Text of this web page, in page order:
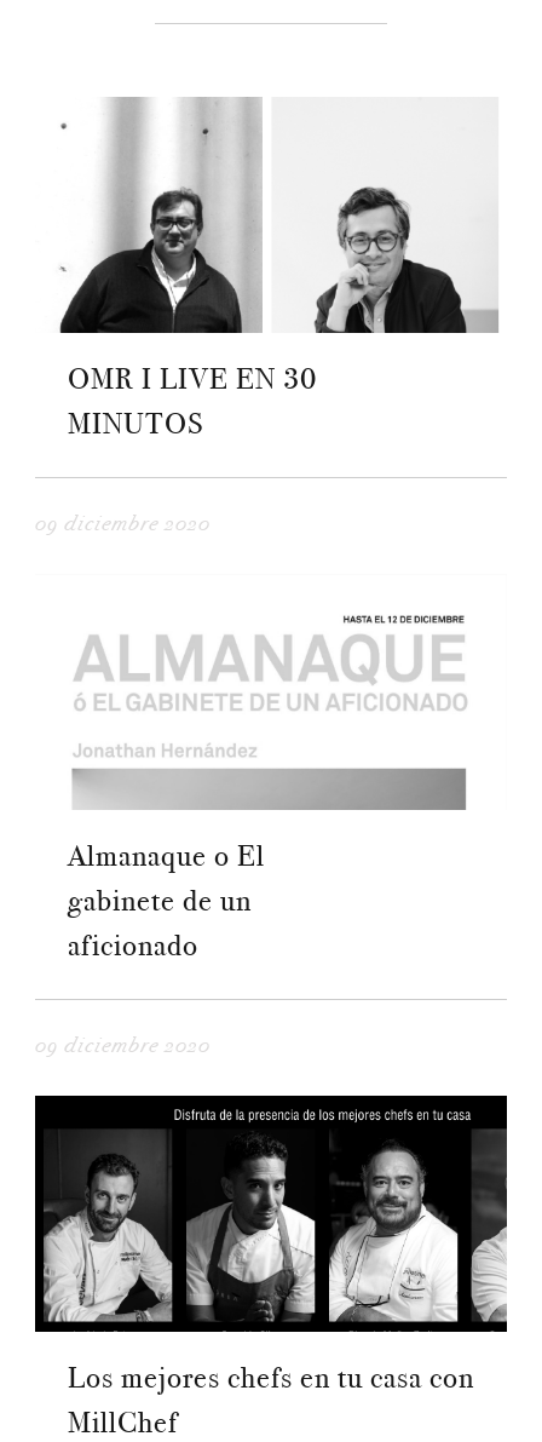
OMR I LIVE EN 30
MINUTOS
09 diciembre 2020
Almanaque o El
gabinete de un
aficionado
09 diciembre 2020
Los mejores chefs en tu casa con
MillChef